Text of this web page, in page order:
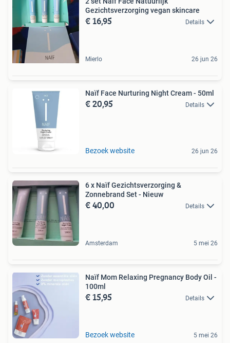
Gezichtsverzorging vegan skincare
€ 16,95 Details
Mierlo 26 jun 26
Naïf Face Nurturing Night Cream - 50ml
€ 20,95 Details
Bezoek website 26 jun 26
6 x Naïf Gezichtsverzorging &
Zonnebrand Set - Nieuw
€ 40,00 Details
Amsterdam 5 mei 26
Naïf Mom Relaxing Pregnancy Body Oil -
100ml
€ 15,95 Details
Bezoek website 5 mei 26